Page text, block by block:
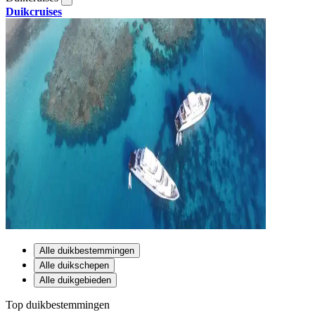
Duikcruises
Alle duikbestemmingen
Alle duikschepen
Alle duikgebieden
Top duikbestemmingen